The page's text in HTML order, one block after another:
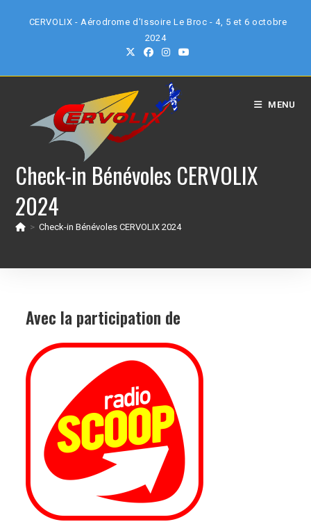
CERVOLIX - Aérodrome d'Issoire Le Broc - 4, 5 et 6 octobre
2024
MENU
Check-in Bénévoles CERVOLIX
2024
> Check-in Bénévoles CERVOLIX 2024
Avec la participation de